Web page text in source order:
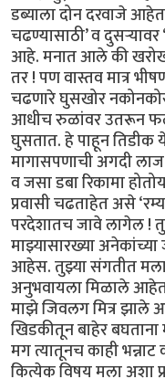
डब्याला दोन दरवाजे
चढण्यासाठी’ व
आहे. मनात आले की
तर ! पण वास्तव मात्र
चढणारे घुसखोर
आधीच रुळांवर उतरून
घुसतात. हे पाहून तिडीक
मागासपणाची अगदी लाज
व जसा डबा रिकामा
प्रवासी चढताहेत असे
परदेशातच जावे लागेल !
माझ्यासारख्या
आहेस. तुझ्या संगतीत
अनुभवायला मिळाले
माझे जिवलग मित्र झाले
खिडकीतून बाहेर बघताना
मग त्यातूनच काही
कित्येक विषय मला अशा